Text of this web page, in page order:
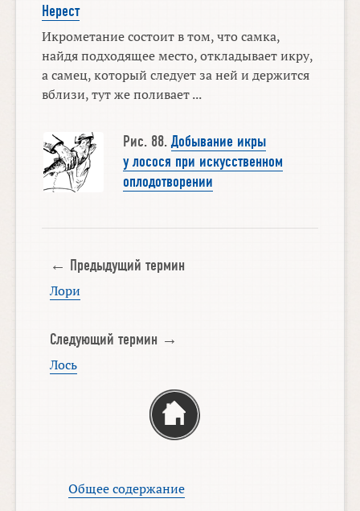
Нерест
Икрометание состоит в том, что самка,
найдя подходящее место, откладывает икру,
а самец, который следует за ней и держится
вблизи, тут же поливает ...
Рис. 88.Добывание икры
у лосося при искусственном
оплодотворении
← Предыдущий термин
Лори
Следующий термин →
Лось
Общее содержание